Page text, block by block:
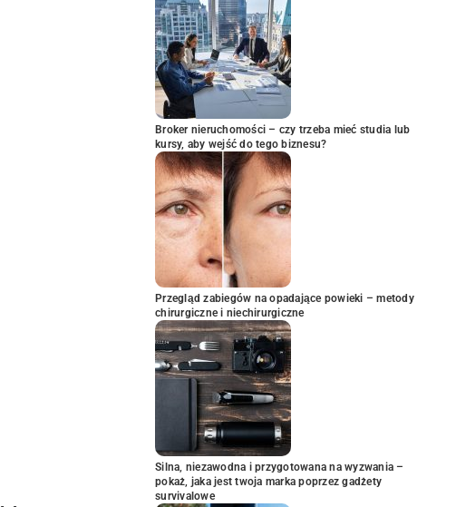
Broker nieruchomości – czy trzeba mieć studia lub
kursy, aby wejść do tego biznesu?
Przegląd zabiegów na opadające powieki – metody
chirurgiczne i niechirurgiczne
Silna, niezawodna i przygotowana na wyzwania –
pokaż, jaka jest twoja marka poprzez gadżety
survivalowe